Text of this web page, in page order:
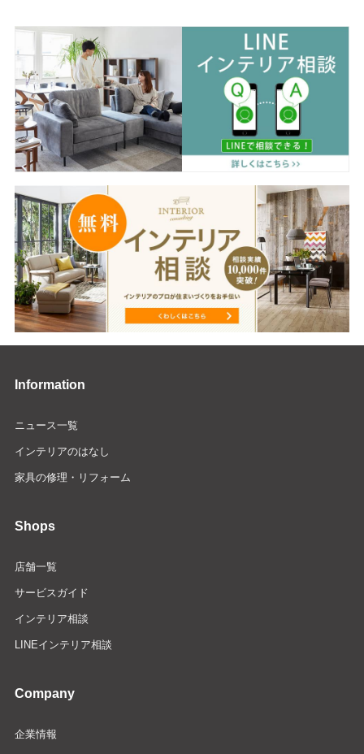
Information
ニュース一覧
インテリアのはなし
家具の修理・リフォーム
Shops
店舗一覧
サービスガイド
インテリア相談
LINEインテリア相談
Company
企業情報